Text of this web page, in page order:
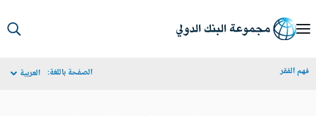
الفقر الصفحة باللغة: العربية